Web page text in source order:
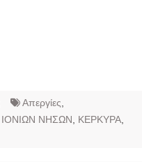
Απεργίες
ΙΟΝΙΩΝ ΝΗΣΩΝ ΚΕΡΚΥΡΑ